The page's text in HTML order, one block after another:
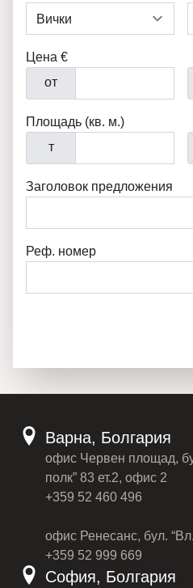
Цена €
от
Площадь (кв. м.)
т
Заголовок предложения
Реф. номер
Варна, Болгария
офис Червен площад,
полк” 83 ет.2, офис 2
+359 52 460 496
офис Ренесанс, бул.
+359 52 999 669
София, Болгария